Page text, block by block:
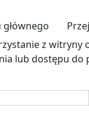
z witryny
lub dostępu do